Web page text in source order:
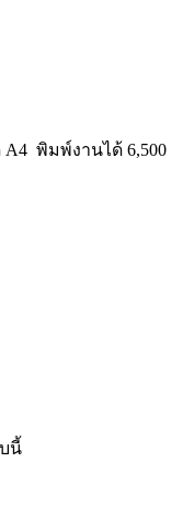
พิมพ์งานได้ 6,500
นี้